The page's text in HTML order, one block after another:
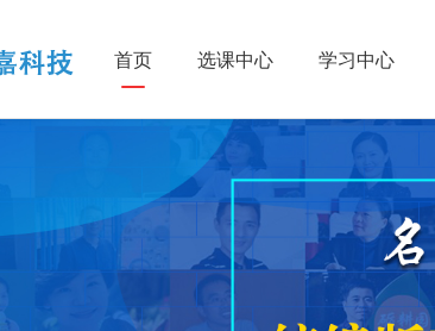
首页 选课中心 学习中心